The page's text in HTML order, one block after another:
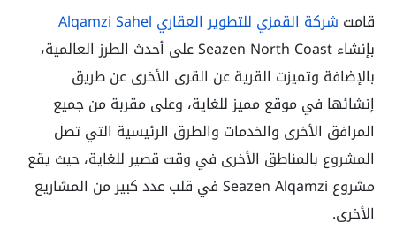
قامت شركة القمزي للتطوير العقاري Alqamzi Sahel
بإنشاء Seazen North Coast على أحدث الطرز العالمية،
بالإضافة وتميزت القرية عن القرى الأخرى عن طريق
إنشائها في موقع مميز للغاية، وعلى مقربة من جميع
المرافق الأخرى والخدمات والطرق الرئيسية التي تصل
المشروع بالمناطق الأخرى في وقت قصير للغاية، حيث يقع
مشروع Seazen Alqamzi في قلب عدد كبير من المشاريع
الأخرى.